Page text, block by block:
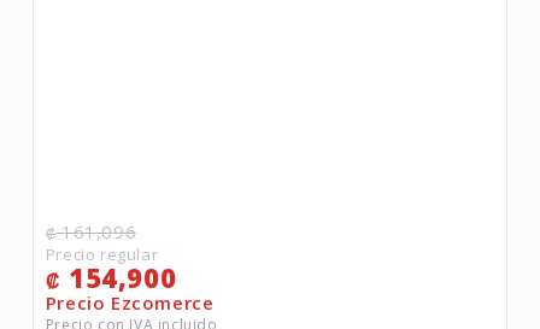
₡161,096
₡ 154,900